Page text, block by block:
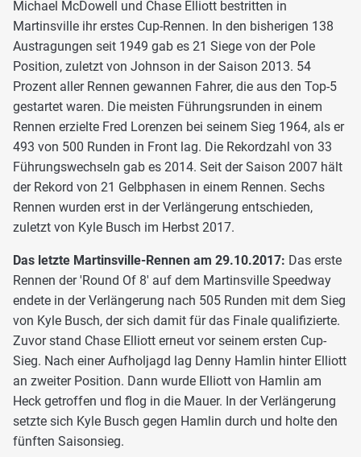
Michael McDowell und Chase Elliott bestritten in
Martinsville ihr erstes Cup-Rennen. In den bisherigen 138
Austragungen seit 1949 gab es 21 Siege von der Pole
Position, zuletzt von Johnson in der Saison 2013. 54
Prozent aller Rennen gewannen Fahrer, die aus den Top-5
gestartet waren. Die meisten Führungsrunden in einem
Rennen erzielte Fred Lorenzen bei seinem Sieg 1964, als er
493 von 500 Runden in Front lag. Die Rekordzahl von 33
Führungswechseln gab es 2014. Seit der Saison 2007 hält
der Rekord von 21 Gelbphasen in einem Rennen. Sechs
Rennen wurden erst in der Verlängerung entschieden,
zuletzt von Kyle Busch im Herbst 2017.
Das letzte Martinsville-Rennen am 29.10.2017: Das erste
Rennen der 'Round Of 8' auf dem Martinsville Speedway
endete in der Verlängerung nach 505 Runden mit dem Sieg
von Kyle Busch, der sich damit für das Finale qualifizierte.
Zuvor stand Chase Elliott erneut vor seinem ersten Cup-
Sieg. Nach einer Aufholjagd lag Denny Hamlin hinter Elliott
an zweiter Position. Dann wurde Elliott von Hamlin am
Heck getroffen und flog in die Mauer. In der Verlängerung
setzte sich Kyle Busch gegen Hamlin durch und holte den
fünften Saisonsieg.